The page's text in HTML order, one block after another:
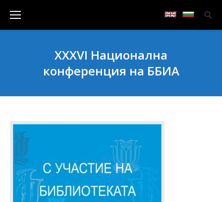
XXXVI Национална
конференция на ББИА